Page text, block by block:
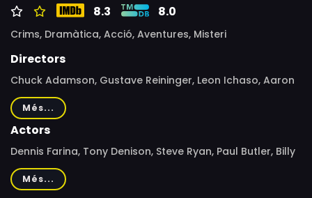
8.3 8.0
Crims, Dramàtica, Acció, Aventures, Misteri
Directors
Chuck Adamson, Gustave Reininger, Leon Ichaso, Aaron
Lipstadt, Colin Bucksey, Francis Delia, Mario DiLeo, Bobby
Roth
Més...
Actors
Dennis Farina, Tony Denison, Steve Ryan, Paul Butler, Billy
Campbell, Bill Smitrovich, Stephen Lang, John Santucci,
Ted Levine, Joseph Wiseman, Jon Polito, Jay O. Sanders,
Més...